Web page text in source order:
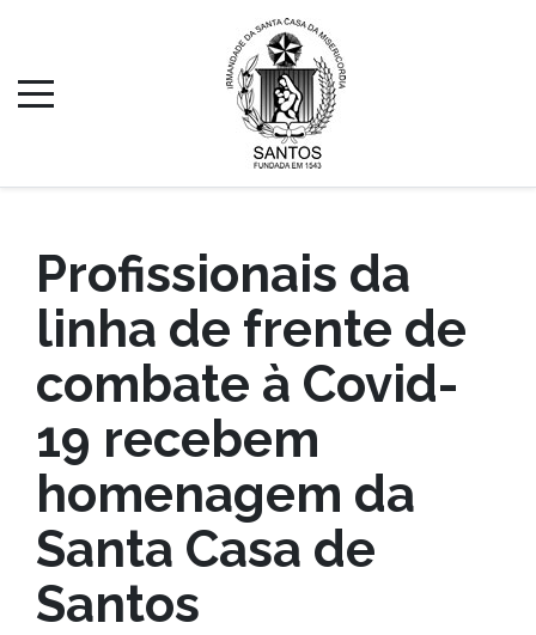
Profissionais da
linha de frente de
combate à Covid-
19 recebem
homenagem da
Santa Casa de
Santos